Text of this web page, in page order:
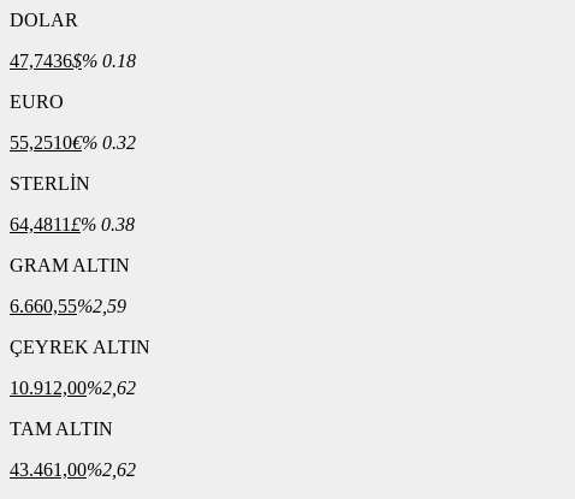
DOLAR
47,7436$% 0.18
EURO
55,2510€% 0.32
STERLİN
64,4811£% 0.38
GRAM ALTIN
6.660,55%2,59
ÇEYREK ALTIN
10.912,00%2,62
TAM ALTIN
43.461,00%2,62